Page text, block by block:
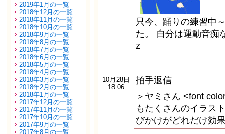
2019年1月の一覧
2018年12月の一覧
2018年11月の一覧
2018年10月の一覧
2018年9月の一覧
2018年8月の一覧
2018年7月の一覧
2018年6月の一覧
2018年5月の一覧
2018年4月の一覧
2018年3月の一覧
2018年2月の一覧
2018年1月の一覧
2017年12月の一覧
2017年11月の一覧
2017年10月の一覧
2017年9月の一覧
2017年8月の一覧
只今、踊りの練習中
た。 自分は運動音痴
z
10月28日
18:06
拍手返信
＞ヤミさん <font
もたくさんのイラス
びかけがどれだけ効